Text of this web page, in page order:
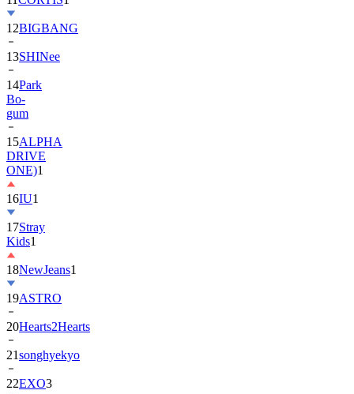
13SHINee
14Park
Bo-
gum
15ALPHA
DRIVE
ONE)1
16IU1
17Stray
Kids
18NewJeans
19ASTRO
20Hearts2Hearts
21songhyekyo
22EXO3
23Suzy1